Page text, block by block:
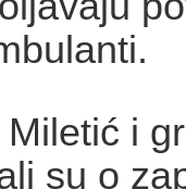
i
su o